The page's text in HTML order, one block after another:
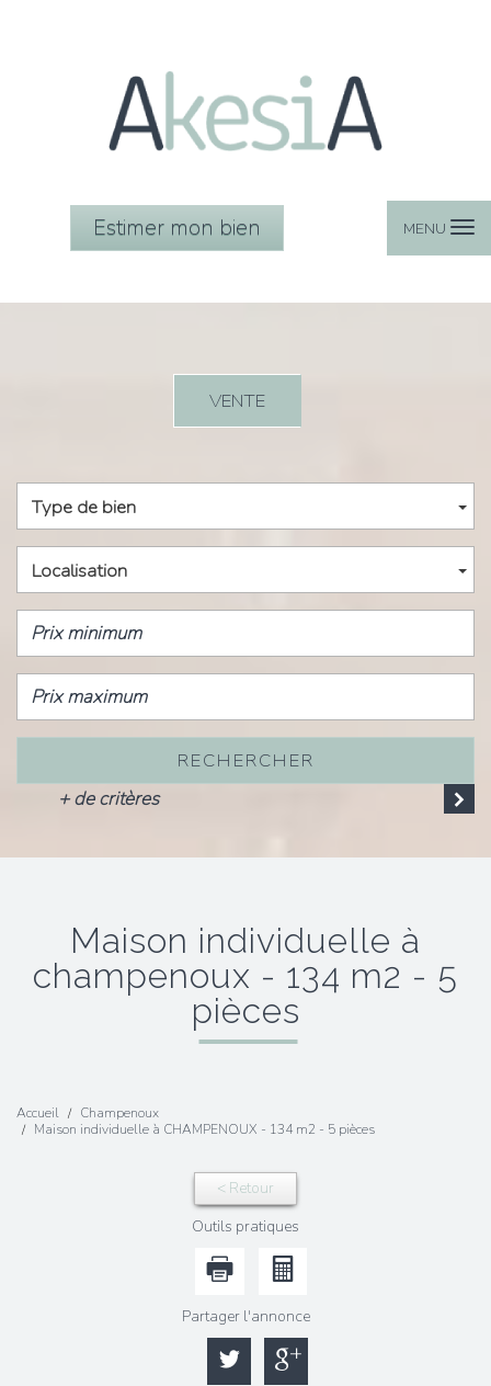
MENU
Estimer mon bien
VENTE
Type de bien
Localisation
RECHERCHER
+ de critères
maison individuelle à
champenoux - 134 m2 - 5
pièces
Accueil
Champenoux
Maison individuelle à CHAMPENOUX - 134 m2 - 5 pièces
< Retour
Outils pratiques
Partager l'annonce